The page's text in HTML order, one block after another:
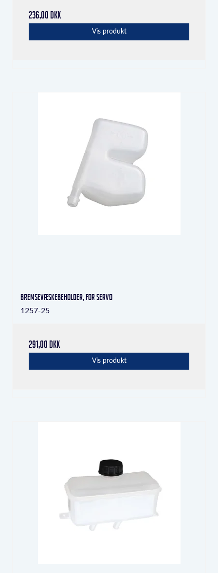
236,00 DKK
Vis produkt
bremsevæskebeholder, for servo
1257-25
291,00 DKK
Vis produkt